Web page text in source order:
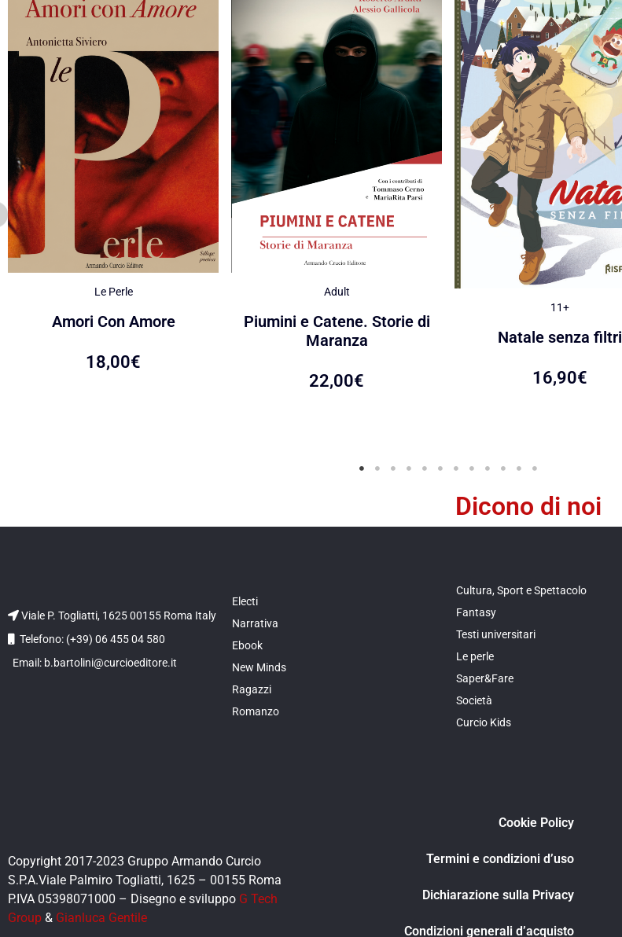
Le Perle
Amori Con Amore
18,00€
Adult
Piumini e Catene. Storie di
Maranza
22,00€
11+
Natale senza filtri
16,90€
Dicono di noi
Viale P. Togliatti, 1625 00155 Roma Italy
Telefono: (+39) 06 455 04 580
Email: b.bartolini@curcioeditore.it
Electi
Narrativa
Ebook
New Minds
Ragazzi
Romanzo
Cultura, Sport e Spettacolo
Fantasy
Testi universitari
Le perle
Saper&Fare
Società
Curcio Kids
Copyright 2017-2023 Gruppo Armando Curcio
S.P.A.Viale Palmiro Togliatti, 1625 – 00155 Roma
P.IVA 05398071000 – Disegno e sviluppo G Tech
Group & Gianluca Gentile
Cookie Policy
Termini e condizioni d’uso
Dichiarazione sulla Privacy
Condizioni generali d’acquisto